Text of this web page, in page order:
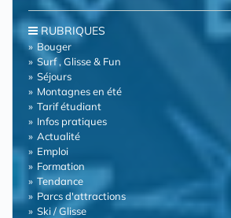
RUBRIQUES
Bouger
Surf , Glisse & Fun
Séjours
Montagnes en été
Tarif étudiant
Infos pratiques
Actualité
Emploi
Formation
Tendance
Parcs d'attractions
Ski / Glisse